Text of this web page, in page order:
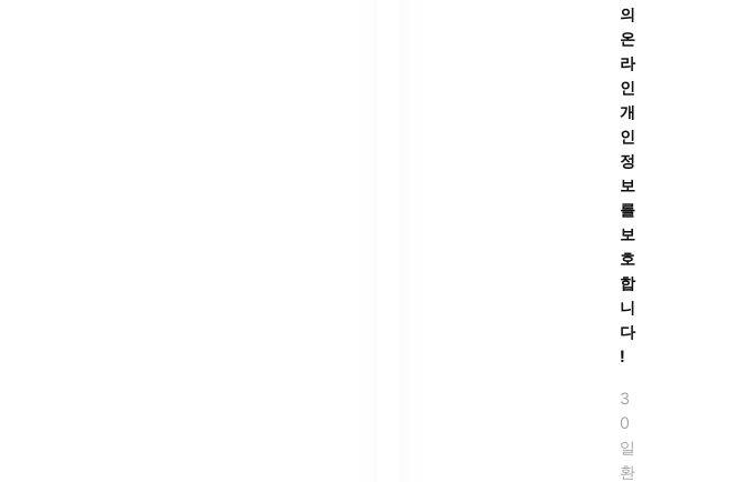
의
온
라
인
개
인
정
보
를
보
호
합
니
다
!
3
0
일
환